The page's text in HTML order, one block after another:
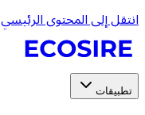
انتقل إلى المحتوى الرئيسي
تطبيقات